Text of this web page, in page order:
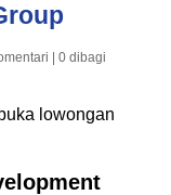
| 0 dibagi
lowongan